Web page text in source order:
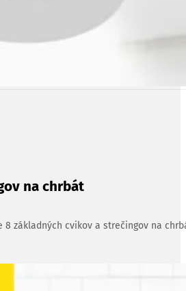
na chrbát
8 základných cvikov a strečingov na